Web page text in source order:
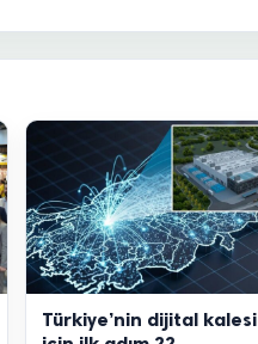
Türkiye’nin dijital kalesi